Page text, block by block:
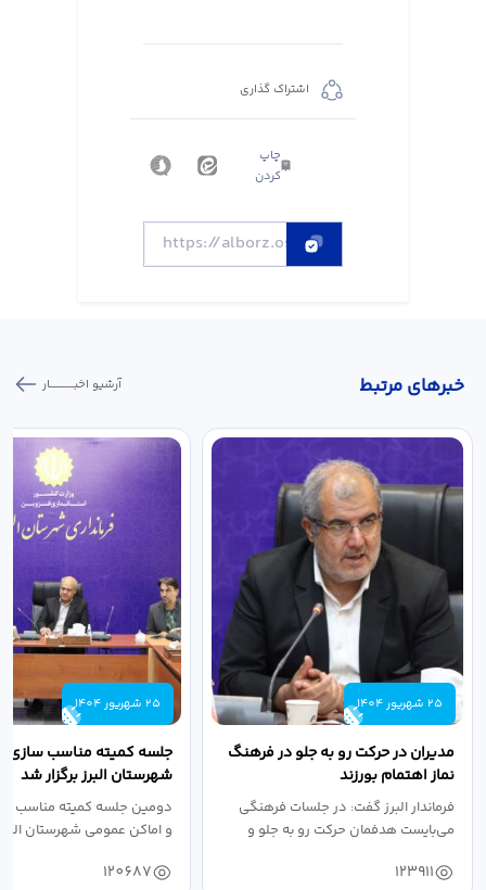
اشتراک گذاری
چاپ
کردن
خبر‌های مرتبط آرشیو اخبـــــــــــار
25 شهریور 1404
مدیران در حرکت رو به جلو در فرهنگ
نماز اهتمام بورزند
فرماندار البرز گفت: در جلسات فرهنگی
می‌بایست هدفمان حرکت رو به جلو و
123911
25 شهریور 1404
جلسه کمیته مناسب سازی
شهرستان البرز برگزار شد
دومین جلسه کمیته مناسب
و اماکن عمومی شهرستان
120687